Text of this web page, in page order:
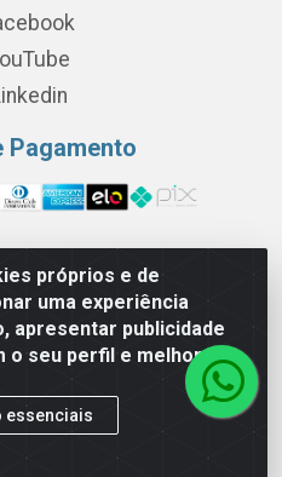
próprios e de
uma experiência
apresentar publicidade
o seu perfil e melhorar a
essenciais
Pagamento
A - Av. Anhanguera km 24 N°
São Paulo/SP - Cep 05.275-
0001-77